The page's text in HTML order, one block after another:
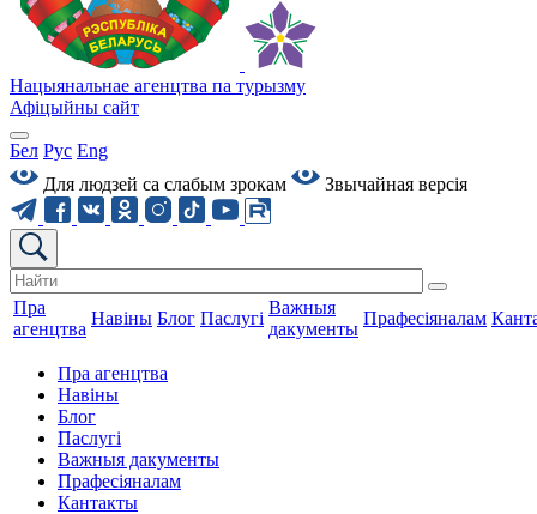
Нацыянальнае агенцтва па турызму
Афіцыйны сайт
Бел Рус Eng
Для людзей са слабым зрокам
Звычайная версiя
Пра
агенцтва
Навіны Блог Паслугі
Важныя
дакументы
Прафесіяналам
Пра агенцтва
Навіны
Блог
Паслугі
Важныя дакументы
Прафесіяналам
Кантакты